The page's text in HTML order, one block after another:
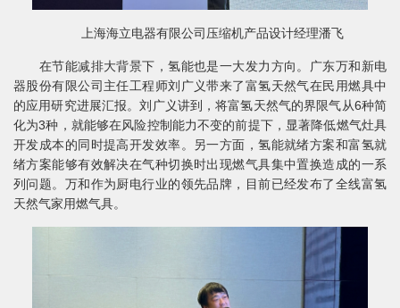
上海海立电器有限公司压缩机产品设计经理潘飞
在节能减排大背景下，氢能也是一大发力方向。广东万和新电
器股份有限公司主任工程师刘广义带来了富氢天然气在民用燃具中
的应用研究进展汇报。刘广义讲到，将富氢天然气的界限气从6种简
化为3种，就能够在风险控制能力不变的前提下，显著降低燃气灶具
开发成本的同时提高开发效率。另一方面，氢能就绪方案和富氢就
绪方案能够有效解决在气种切换时出现燃气具集中置换造成的一系
列问题。万和作为厨电行业的领先品牌，目前已经发布了全线富氢
天然气家用燃气具。